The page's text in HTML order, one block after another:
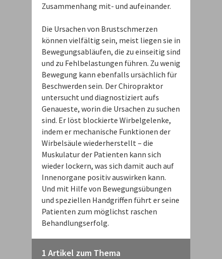
Zusammenhang mit- und aufeinander.
Die Ursachen von Brustschmerzen
können vielfältig sein, meist liegen sie in
Bewegungsabläufen, die zu einseitig sind
und zu Fehlbelastungen führen. Zu wenig
Bewegung kann ebenfalls ursächlich für
Beschwerden sein. Der Chiropraktor
untersucht und diagnostiziert aufs
Genaueste, worin die Ursachen zu suchen
sind. Er löst blockierte Wirbelgelenke,
indem er mechanische Funktionen der
Wirbelsäule wiederherstellt – die
Muskulatur der Patienten kann sich
wieder lockern, was sich damit auch auf
Innenorgane positiv auswirken kann.
Und mit Hilfe von Bewegungsübungen
und speziellen Handgriffen führt er seine
Patienten zum möglichst raschen
Behandlungserfolg.
1 Artikel zum Thema